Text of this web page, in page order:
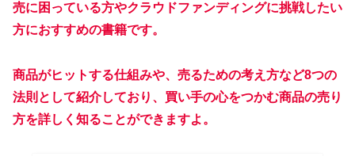
売に困っている方やクラウドファンディングに挑戦したい
方におすすめの書籍です。
商品がヒットする仕組みや、売るための考え方など8つの
法則として紹介しており、買い手の心をつかむ商品の売り
方を詳しく知ることができますよ。